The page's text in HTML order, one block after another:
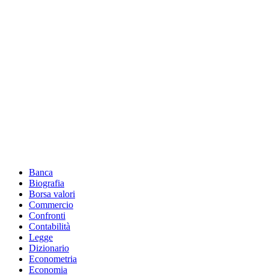
Footer
Banca
Biografia
Borsa valori
Commercio
Confronti
Contabilità
Legge
Dizionario
Econometria
Economia